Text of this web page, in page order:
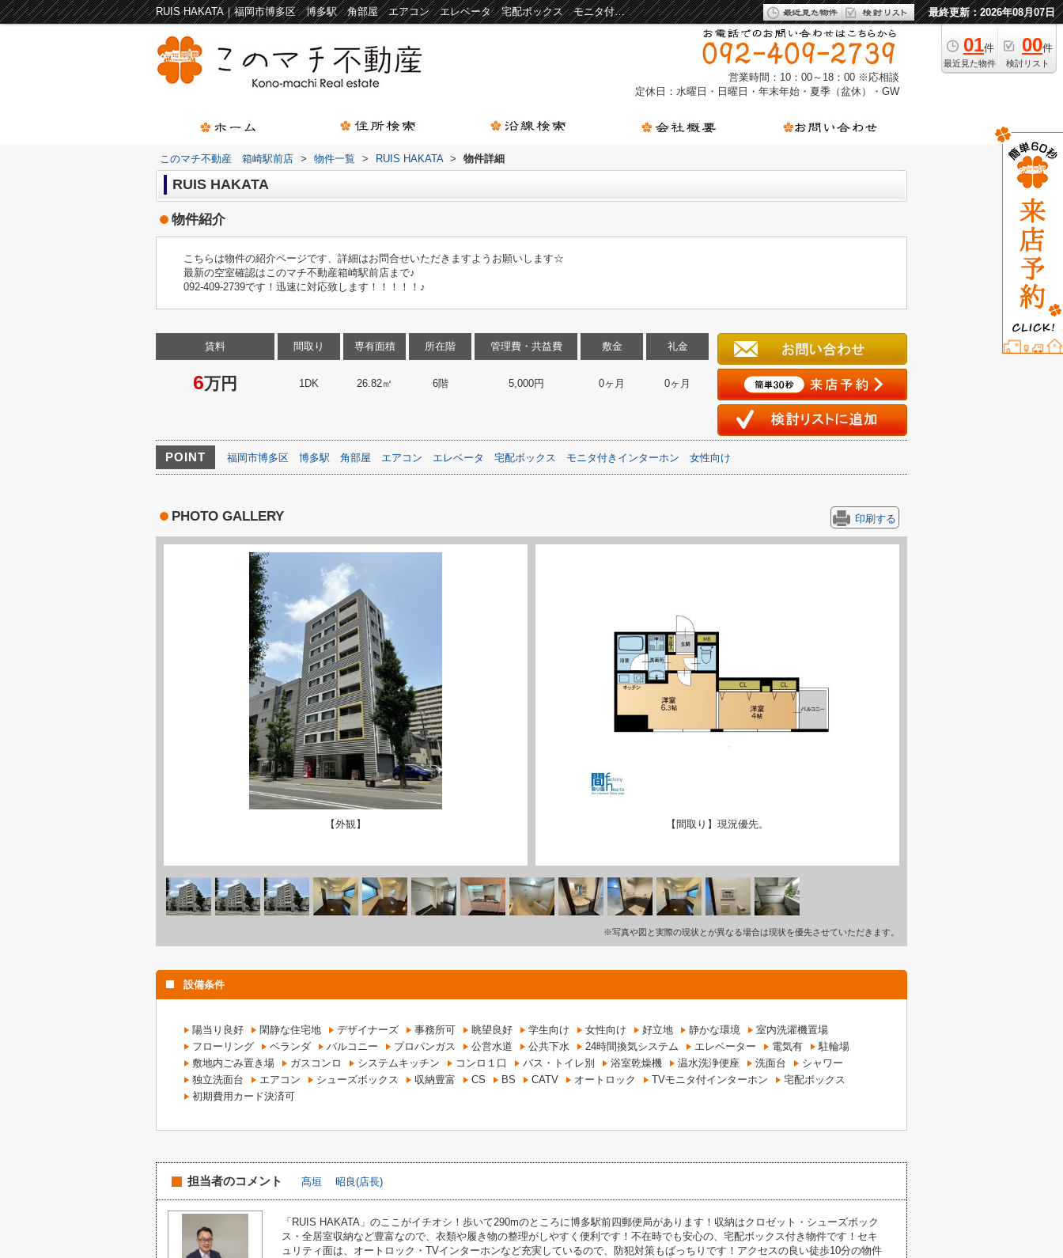
RUIS HAKATA｜福岡市博多区 博多駅 角部屋 エアコン エレベータ 宅配ボックス モニタ付きインターホン 女性向け｜福岡市のペット可賃貸などの不動産はこのマチ不動産 箱崎駅前店 最終更新：2026年08月07日
01件
最近見た物件
00件
検討リスト
営業時間：10：00～18：00 ※応相談
定休日：水曜日・日曜日・年末年始・夏季（盆休）・GW
このマチ不動産 箱崎駅前店 > 物件一覧 > RUIS HAKATA > 物件詳細
RUIS HAKATA
物件紹介
こちらは物件の紹介ページです、詳細はお問合せいただきますようお願いします☆
最新の空室確認はこのマチ不動産箱崎駅前店まで♪
092-409-2739です！迅速に対応致します！！！！！♪
賃料
6万円
間取り
1DK
専有面積
26.82㎡
所在階
6階
管理費・共益費
5,000円
敷金
0ヶ月
礼金
0ヶ月
POINT 福岡市博多区 博多駅 角部屋 エアコン エレベータ 宅配ボックス モニタ付きインターホン 女性向け
PHOTO GALLERY 印刷する
【外観】 【間取り】現況優先。
※写真や図と実際の現状とが異なる場合は現状を優先させていただきます。
設備条件
陽当り良好 閑静な住宅地 デザイナーズ 事務所可 眺望良好 学生向け 女性向け 好立地 静かな環境
室内洗濯機置場
フローリング
ベランダ バルコニー プロパンガス 公営水道 公共下水 24時間換気システム エレベーター 電気有
駐輪場
敷地内ごみ置き場
ガスコンロ システムキッチン コンロ１口 バス・トイレ別 浴室乾燥機 温水洗浄便座 洗面台
シャワー
独立洗面台
エアコン シューズボックス 収納豊富 CS BS CATV オートロック TVモニタ付インターホン
宅配ボックス
初期費用カード決済可
担当者のコメント 髙垣 昭良(店長)
「RUIS HAKATA」のここがイチオシ！歩いて290mのところに博多駅前四郵便局があります！収納はクロゼット・シューズボック
ス・全居室収納など豊富なので、衣類や履き物の整理がしやすく便利です！不在時でも安心の、宅配ボックス付き物件です！セキ
ュリティ面は、オートロック・TVインターホンなど充実しているので、防犯対策もばっちりです！アクセスの良い徒歩10分の物件